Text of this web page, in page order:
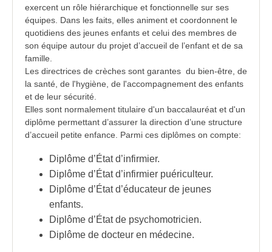
exercent un rôle hiérarchique et fonctionnelle sur ses
équipes. Dans les faits, elles animent et coordonnent le
quotidiens des jeunes enfants et celui des membres de
son équipe autour du projet d’accueil de l’enfant et de sa
famille.
Les directrices de crèches sont garantes du bien-être, de
la santé, de l'hygiène, de l'accompagnement des enfants
et de leur sécurité.
Elles sont normalement titulaire d'un baccalauréat et d'un
diplôme permettant d’assurer la direction d’une structure
d’accueil petite enfance. Parmi ces diplômes on compte:
Diplôme d’État d’infirmier.
Diplôme d’État d’infirmier puériculteur.
Diplôme d’État d’éducateur de jeunes
enfants.
Diplôme d’État de psychomotricien.
Diplôme de docteur en médecine.